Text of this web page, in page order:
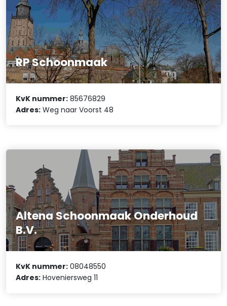
RP Schoonmaak
KvK nummer: 85676829
Adres: Weg naar Voorst 48
Altena Schoonmaak Onderhoud
B.V.
KvK nummer: 08048550
Adres: Hoveniersweg 11